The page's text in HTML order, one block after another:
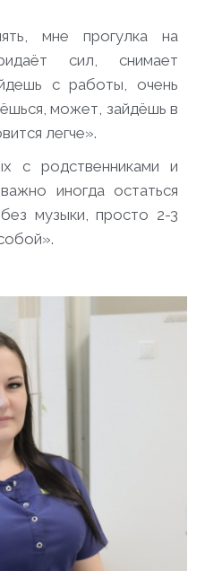
мне прогулка на
сил, снимает
с работы, очень
может, зайдёшь в
легче».
с родственниками и
иногда остаться
музыки, просто 2-3